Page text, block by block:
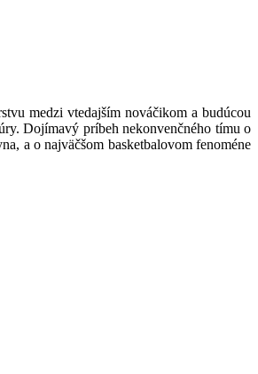
medzi vtedajším nováčikom a budúcou
Dojímavý príbeh nekonvenčného tímu o
a o najväčšom basketbalovom fenoméne